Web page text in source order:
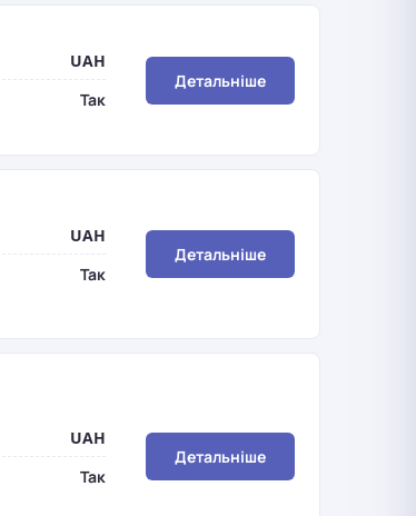
UAH
Так
Детальніше
UAH
Так
Детальніше
UAH
Так
Детальніше